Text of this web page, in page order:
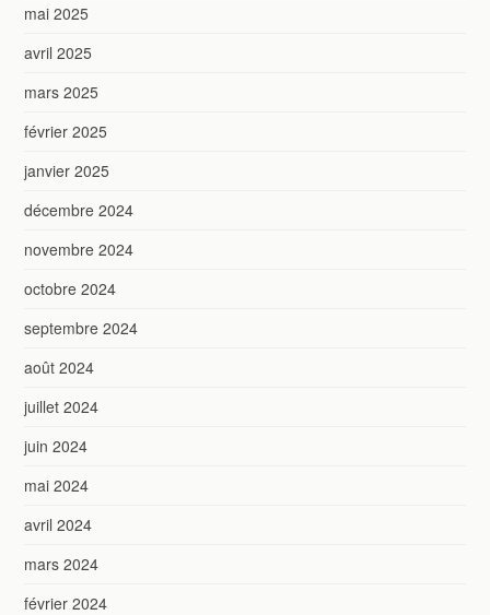
mai 2025
avril 2025
mars 2025
février 2025
janvier 2025
décembre 2024
novembre 2024
octobre 2024
septembre 2024
août 2024
juillet 2024
juin 2024
mai 2024
avril 2024
mars 2024
février 2024